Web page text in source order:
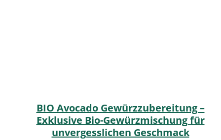
BIO Avocado Gewürzzubereitung –
Exklusive Bio-Gewürzmischung für
unvergesslichen Geschmack